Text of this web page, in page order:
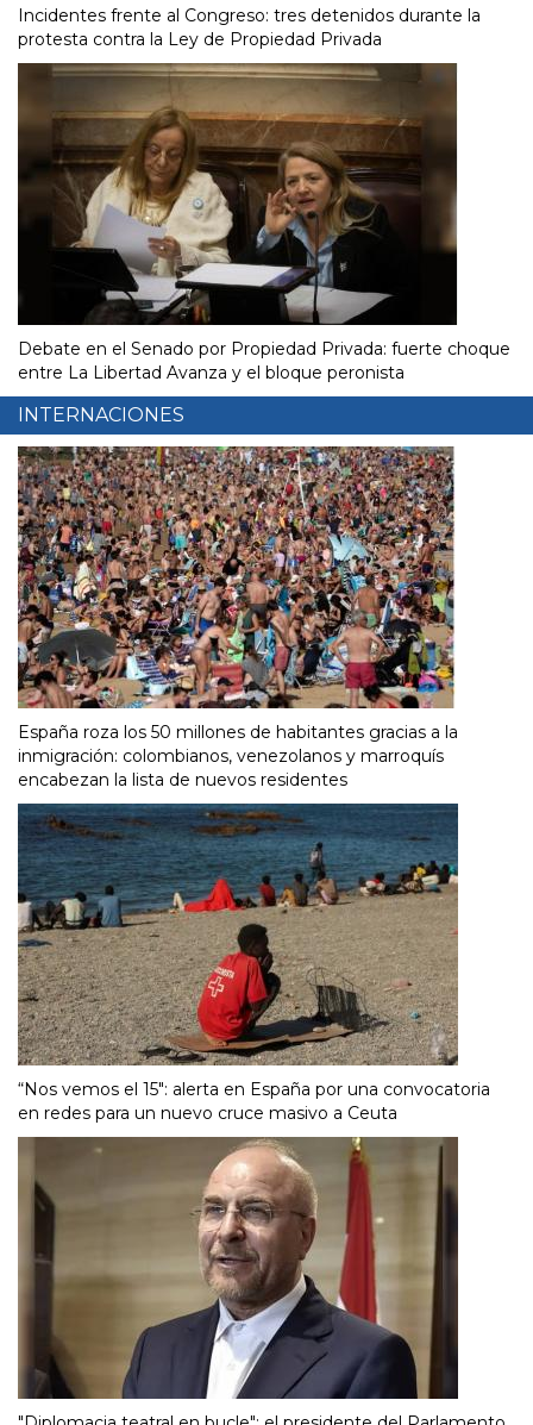
Incidentes frente al Congreso: tres detenidos durante la
protesta contra la Ley de Propiedad Privada
Debate en el Senado por Propiedad Privada: fuerte choque
entre La Libertad Avanza y el bloque peronista
INTERNACIONES
España roza los 50 millones de habitantes gracias a la
inmigración: colombianos, venezolanos y marroquís
encabezan la lista de nuevos residentes
“Nos vemos el 15″: alerta en España por una convocatoria
en redes para un nuevo cruce masivo a Ceuta